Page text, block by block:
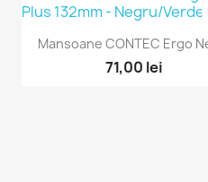
Vizualizare
Mansoane CONTEC Ergo
71,00 lei